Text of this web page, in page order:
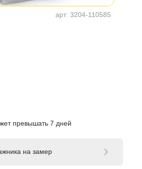
арт: 3204-110585
превышать 7 дней
на замер